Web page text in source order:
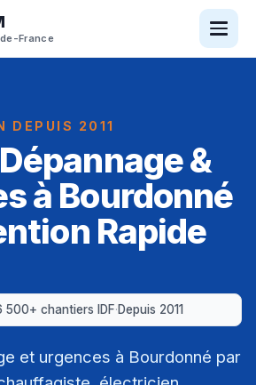
France
DEPUIS 2011
&
à Bourdonné
Rapide
500+ chantiers IDF·Depuis 2011
et urgences à Bourdonné par